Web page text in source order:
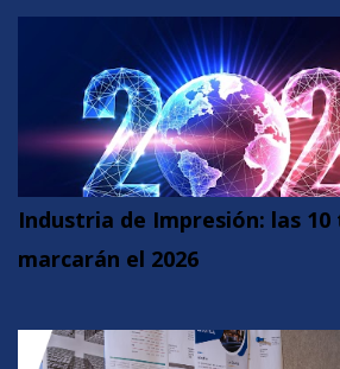
Industria de Impresión: las 10
marcarán el 2026